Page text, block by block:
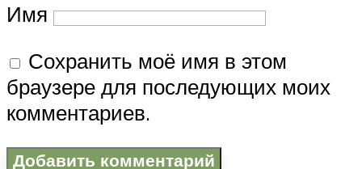
Имя
Сохранить моё имя в этом
браузере для последующих моих
комментариев.